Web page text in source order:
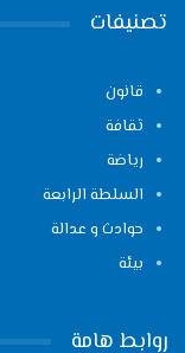
تصنيفات
قانون
ثقافة
رياضة
السلطة الرابعة
حوادث و عدالة
بيئة
روابط هامة